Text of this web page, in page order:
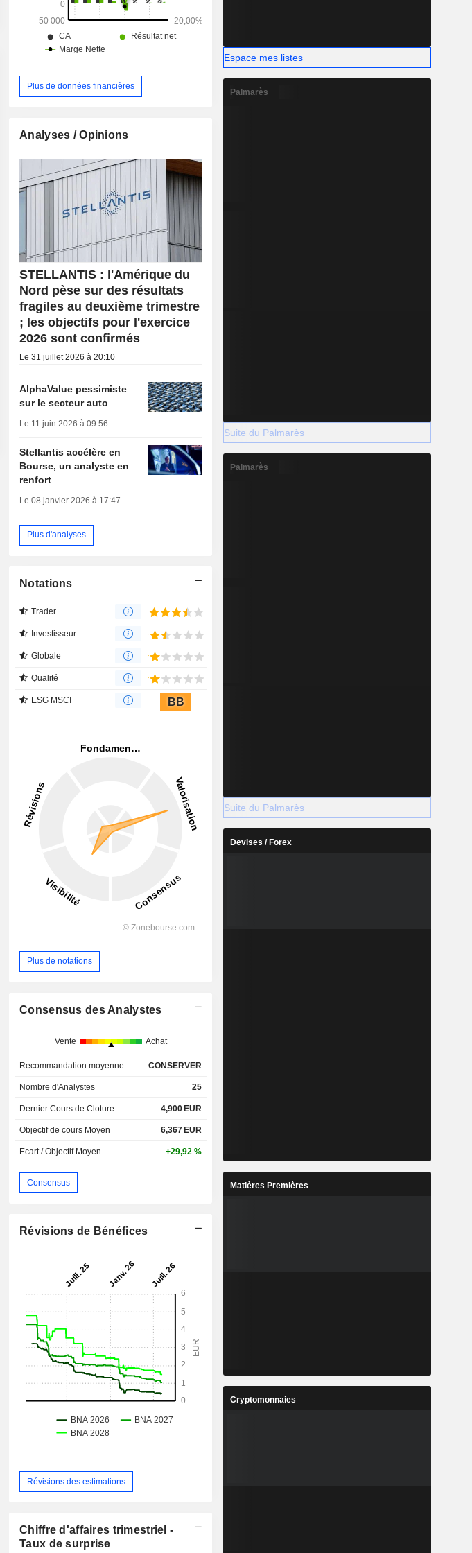
Plus de données financières
Analyses / Opinions
STELLANTIS : l'Amérique du
Nord pèse sur des résultats
fragiles au deuxième trimestre
; les objectifs pour l'exercice
2026 sont confirmés
Le 31 juillet 2026 à 20:10
AlphaValue pessimiste
sur le secteur auto
Le 11 juin 2026 à 09:56
Stellantis accélère en
Bourse, un analyste en
renfort
Le 08 janvier 2026 à 17:47
Plus d'analyses
Notations
Trader
Investisseur
Globale
Qualité
ESG MSCI BB
Plus de notations
Consensus des Analystes
Vente Achat
Recommandation moyenne CONSERVER
Nombre d'Analystes 25
Dernier Cours de Cloture 4,900 EUR
Objectif de cours Moyen 6,367 EUR
Ecart / Objectif Moyen +29,92 %
Consensus
Révisions de Bénéfices
Révisions des estimations
Chiffre d'affaires trimestriel -
Taux de surprise
Espace mes listes
Palmarès
Suite du Palmarès
Palmarès
Suite du Palmarès
Devises / Forex
Matières Premières
Cryptomonnaies